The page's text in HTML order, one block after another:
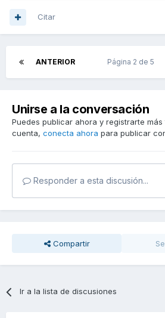
Citar
ANTERIOR Página 2 de 5
Unirse a la conversación
Puedes publicar ahora y registrarte más
cuenta, conecta ahora para publicar
Responder a esta discusión...
Compartir
Ir a la lista de discusiones